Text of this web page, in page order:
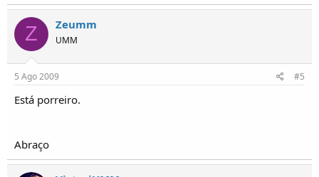
Z Zeumm
UMM
5 Ago 2009 #5
Está porreiro.
Abraço